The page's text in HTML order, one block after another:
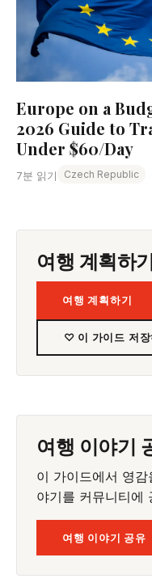
Europe on a
2026 Guide to
Under $60/Day
7분 읽기 Czech Republic
여행 계획하
여행 계획하기
♡ 이 가이드 저장
여행 이야기
이 가이드에서 영
야기를 커뮤니티에
여행 이야기 공유